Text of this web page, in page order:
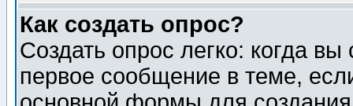
Как создать опрос?
Создать опрос легко: когда
первое сообщение в теме,